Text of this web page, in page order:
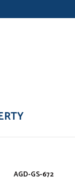
AGD-GS-672